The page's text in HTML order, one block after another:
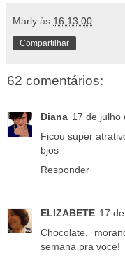
Marly às 16:13:00
Compartilhar
62 comentários:
Diana 17 de julho
Ficou super
bjos
Responder
ELIZABETE 17
Chocolate,
semana pra voce!